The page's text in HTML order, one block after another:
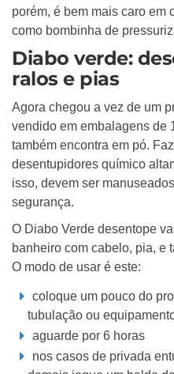
porém, é bem mais caro em
como bombinha de
Diabo verde:
ralos e pias
Agora chegou a vez de um
vendido em embalagens de
também encontra em pó.
desentupidores químico
isso, devem ser
segurança.
O Diabo Verde desentope
banheiro com cabelo, pia, e
O modo de usar é este:
coloque um pouco do
tubulação ou
aguarde por 6 horas
nos casos de privada